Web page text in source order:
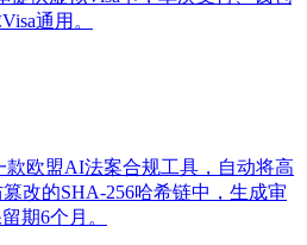
通用。
款欧盟AI法案合规工具，自动将高
改的SHA-256哈希链中，生成审
期6个月。